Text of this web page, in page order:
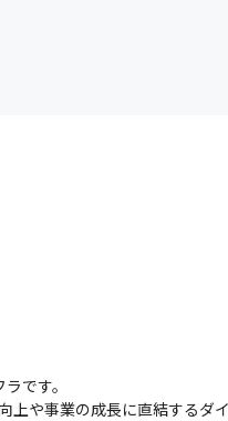
た。
です。
や事業の成長に直結するダ